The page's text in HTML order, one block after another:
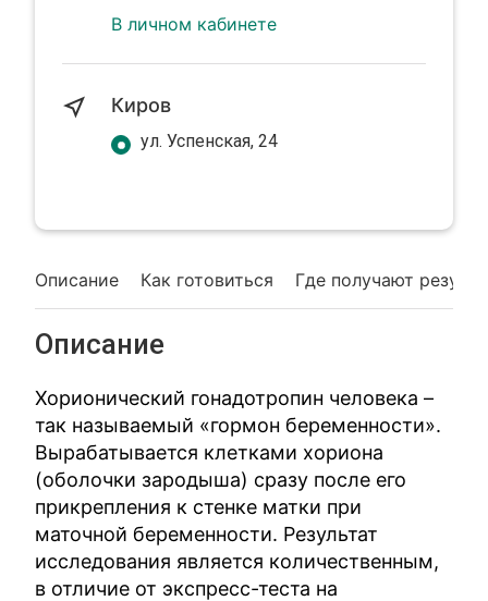
Описание Как готовиться Где получают
Описание
Хорионический гонадотропин человека –
так называемый «гормон беременности».
Вырабатывается клетками хориона
(оболочки зародыша) сразу после его
прикрепления к стенке матки при
маточной беременности. Результат
исследования является количественным,
в отличие от экспресс-теста на
В личном кабинете
Киров
ул. Успенская, 24